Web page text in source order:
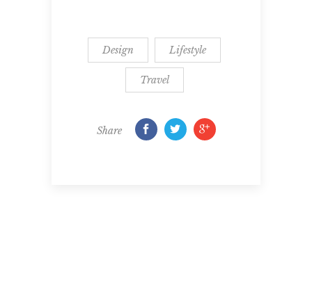
Design Lifestyle
Travel
Share